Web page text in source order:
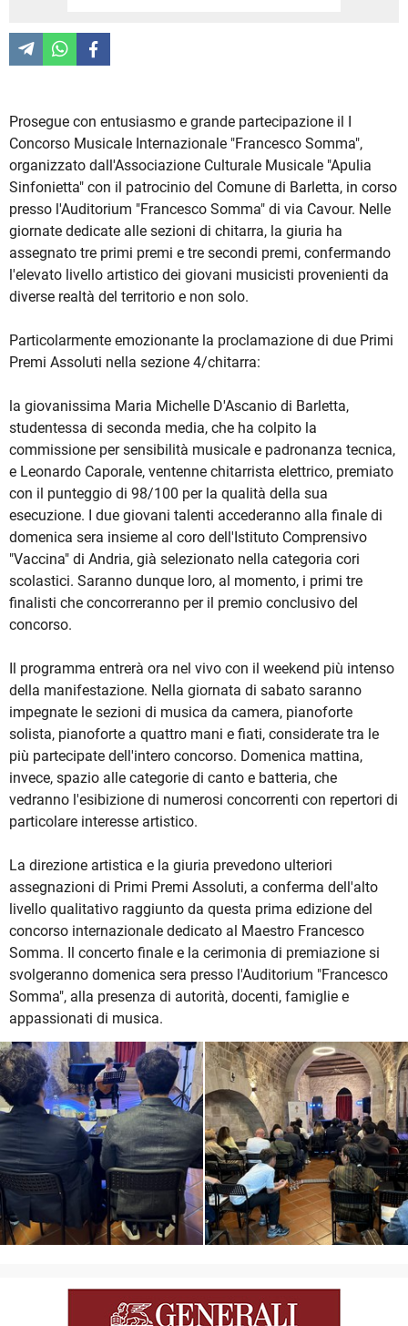
Prosegue con entusiasmo e grande partecipazione il I
Concorso Musicale Internazionale "Francesco Somma",
organizzato dall'Associazione Culturale Musicale "Apulia
Sinfonietta" con il patrocinio del Comune di Barletta, in corso
presso l'Auditorium "Francesco Somma" di via Cavour. Nelle
giornate dedicate alle sezioni di chitarra, la giuria ha
assegnato tre primi premi e tre secondi premi, confermando
l'elevato livello artistico dei giovani musicisti provenienti da
diverse realtà del territorio e non solo.
Particolarmente emozionante la proclamazione di due Primi
Premi Assoluti nella sezione 4/chitarra:
la giovanissima Maria Michelle D'Ascanio di Barletta,
studentessa di seconda media, che ha colpito la
commissione per sensibilità musicale e padronanza tecnica,
e Leonardo Caporale, ventenne chitarrista elettrico, premiato
con il punteggio di 98/100 per la qualità della sua
esecuzione. I due giovani talenti accederanno alla finale di
domenica sera insieme al coro dell'Istituto Comprensivo
"Vaccina" di Andria, già selezionato nella categoria cori
scolastici. Saranno dunque loro, al momento, i primi tre
finalisti che concorreranno per il premio conclusivo del
concorso.
Il programma entrerà ora nel vivo con il weekend più intenso
della manifestazione. Nella giornata di sabato saranno
impegnate le sezioni di musica da camera, pianoforte
solista, pianoforte a quattro mani e fiati, considerate tra le
più partecipate dell'intero concorso. Domenica mattina,
invece, spazio alle categorie di canto e batteria, che
vedranno l'esibizione di numerosi concorrenti con repertori di
particolare interesse artistico.
La direzione artistica e la giuria prevedono ulteriori
assegnazioni di Primi Premi Assoluti, a conferma dell'alto
livello qualitativo raggiunto da questa prima edizione del
concorso internazionale dedicato al Maestro Francesco
Somma. Il concerto finale e la cerimonia di premiazione si
svolgeranno domenica sera presso l'Auditorium "Francesco
Somma", alla presenza di autorità, docenti, famiglie e
appassionati di musica.